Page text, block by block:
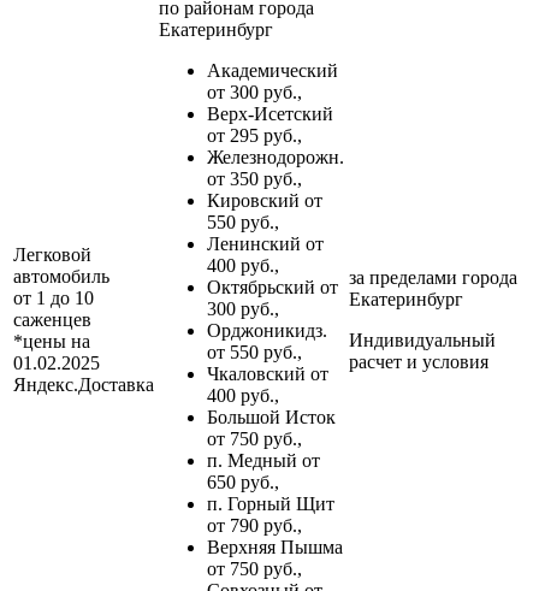
Легковой
автомобиль
от 1 до 10
саженцев
*цены на
01.02.2025
Яндекс.Доставка
по районам города
Екатеринбург
Академический
от 300 руб.,
Верх-Исетский
от 295 руб.,
Железнодорожн.
от 350 руб.,
Кировский от
550 руб.,
Ленинский от
400 руб.,
Октябрьский от
300 руб.,
Орджоникидз.
от 550 руб.,
Чкаловский от
400 руб.,
Большой Исток
от 750 руб.,
п. Медный от
650 руб.,
п. Горный Щит
от 790 руб.,
Верхняя Пышма
от 750 руб.,
за пределами города
Екатеринбург
Индивидуальный
расчет и условия